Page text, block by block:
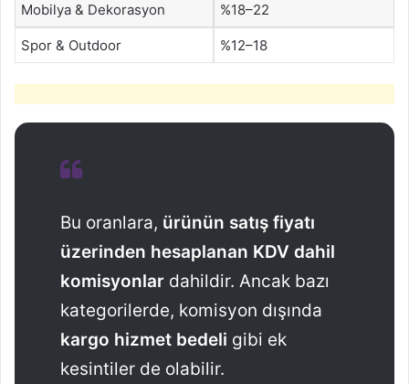
Mobilya & Dekorasyon %18–22
Spor & Outdoor %12–18
Bu oranlara, ürünün satış fiyatı
üzerinden hesaplanan KDV dahil
komisyonlar dahildir. Ancak bazı
kategorilerde, komisyon dışında
kargo hizmet bedeli gibi ek
kesintiler de olabilir.